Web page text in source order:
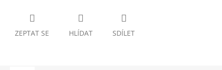
ZEPTAT SE HLÍDAT SDÍLET